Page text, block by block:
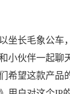
长毛象公车
伙伴一起聊
希望这款产品